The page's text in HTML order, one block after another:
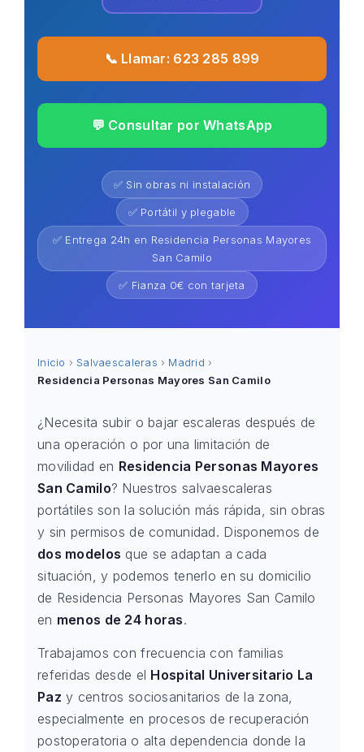
📞 Llamar: 623 285 899
💬 Consultar por WhatsApp
✅ Sin obras ni instalación
✅ Portátil y plegable
✅ Entrega 24h en Residencia Personas Mayores
San Camilo
✅ Fianza 0€ con tarjeta
Inicio › Salvaescaleras › Madrid ›
Residencia Personas Mayores San Camilo
¿Necesita subir o bajar escaleras después de
una operación o por una limitación de
movilidad en Residencia Personas Mayores
San Camilo? Nuestros salvaescaleras
portátiles son la solución más rápida, sin obras
y sin permisos de comunidad. Disponemos de
dos modelos que se adaptan a cada
situación, y podemos tenerlo en su domicilio
de Residencia Personas Mayores San Camilo
en menos de 24 horas.
Trabajamos con frecuencia con familias
referidas desde el Hospital Universitario La
Paz y centros sociosanitarios de la zona,
especialmente en procesos de recuperación
postoperatoria o alta dependencia donde la